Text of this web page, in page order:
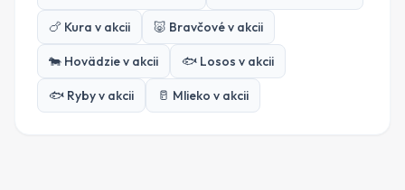
🍗 Kura v akcii 🐷 Bravčovév akcii
🐄 Hovädziev akcii 🐟 Losos v akcii
🐟 Rybyv akcii 🥛 Mlieko v akcii